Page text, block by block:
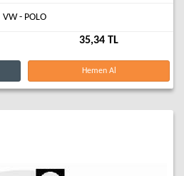
VW - POLO
35,34 TL
Hemen Al